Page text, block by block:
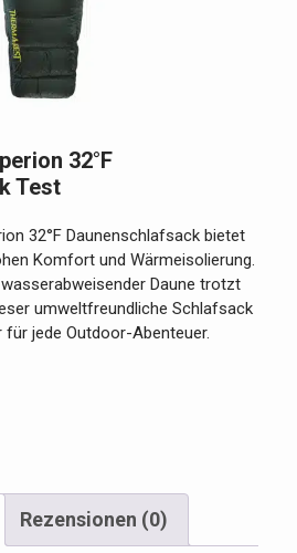
32°F
Test
32°F Daunenschlafsack bietet
Komfort und Wärmeisolierung.
Daune trotzt
umweltfreundliche Schlafsack
jede Outdoor-Abenteuer.
Rezensionen (0)